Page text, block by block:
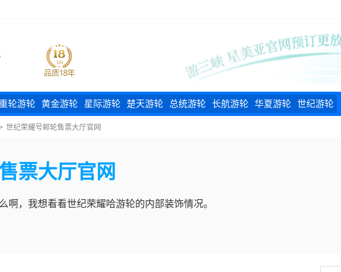
轮游轮 黄金游轮 星际游轮 楚天游轮 总统游轮 长航游轮 华夏游轮 世纪游轮
世纪荣耀号邮轮售票大厅官网
票大厅官网
啊，我想看看世纪荣耀哈游轮的内部装饰情况。